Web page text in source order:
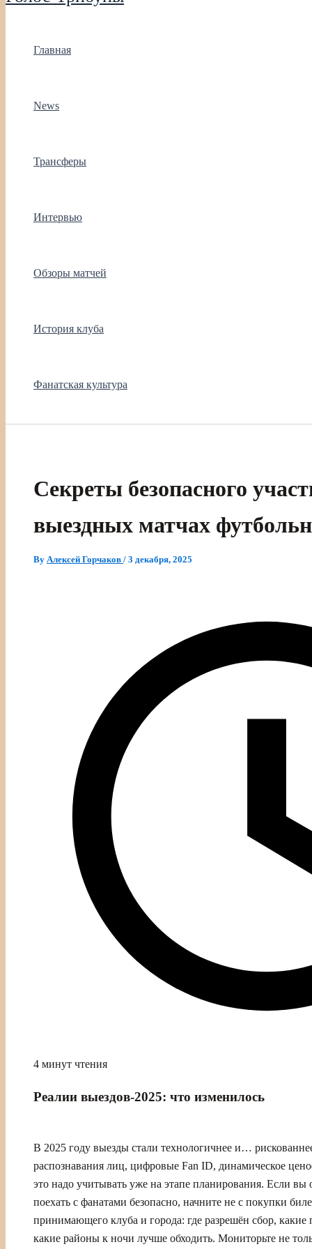
Главная
News
Трансферы
Интервью
Обзоры матчей
История клуба
Фанатская культура
Секреты безопасного
выездных матчах
By Алексей Горчаков / 3 декабря, 2025
4 минут чтения
Реалии выездов‑2025: что изменилось
В 2025 году выезды стали технологичнее и…
распознавания лиц, цифровые Fan ID, динамическое
это надо учитывать уже на этапе планирования. Если вы
поехать с фанатами безопасно, начните не с покупки
принимающего клуба и города: где разрешён сбор, какие
какие районы к ночи лучше обходить. Мониторьте не